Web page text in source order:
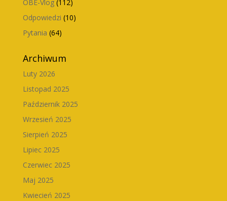
OBE-Vlog(112)
Odpowiedzi (10)
Pytania (64)
Archiwum
Luty 2026
Listopad 2025
Październik 2025
Wrzesień 2025
Sierpień 2025
Lipiec 2025
Czerwiec 2025
Maj 2025
Kwiecień 2025